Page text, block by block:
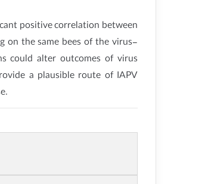
positive correlation between
on the same bees of the virus-
could alter outcomes of virus
a plausible route of IAPV